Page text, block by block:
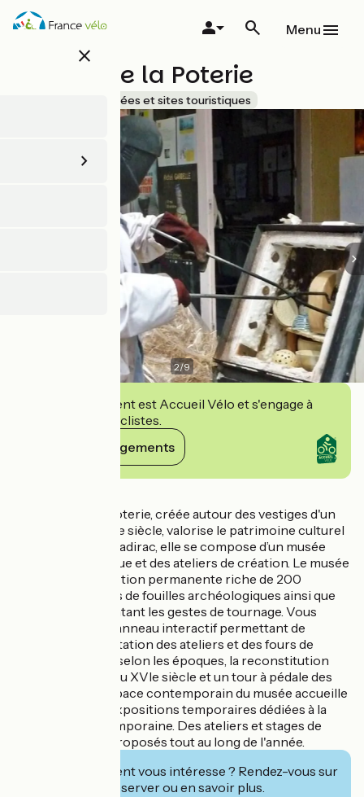
Aller
au
close
Menu
Maison de la Poterie
Musées et sites touristiques
2/9
Cet établissement est Accueil Vélo et s'engage à
accueillir des cyclistes.
Voir ses engagements
La Maison de la Poterie, créée autour des vestiges d'un
four potier du XIXe siècle, valorise le patrimoine culturel
exceptionnel de Sadirac, elle se compose d’un musée
dédié à la céramique et des ateliers de création. Le musée
expose une collection permanente riche de 200
céramiques issues de fouilles archéologiques ainsi que
des vidéos présentant les gestes de tournage. Vous
découvrirez, un panneau interactif permettant de
visualiser l’implantation des ateliers et des fours de
potier en activité selon les époques, la reconstitution
d’un tour à rouet du XVIe siècle et un tour à pédale des
années 1930. L’espace contemporain du musée accueille
de nombreuses expositions temporaires dédiées à la
céramique contemporaine. Des ateliers et stages de
céramique sont proposés tout au long de l'année.
Cet établissement vous intéresse ? Rendez-vous sur
leur site pour réserver ou en savoir plus.